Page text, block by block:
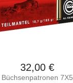
32,00 €